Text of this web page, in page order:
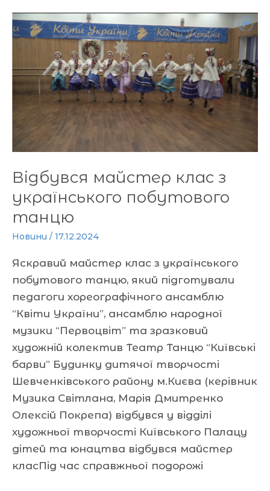
Відбувся майстер клас з
українського побутового
танцю
Новини / 17.12.2024
Яскравий майстер клас з українського
побутового танцю, який підготували
педагоги хореографічного ансамблю
“Квіти України”, ансамблю народної
музики “Первоцвіт” та зразковий
художній колектив Театр Танцю “Київські
барви” Будинку дитячої творчості
Шевченківського району м.Києва (керівник
Музика Світлана, Марія Дмитренко
Олексій Покрепа) відбувся у відділі
художньої творчості Київського Палацу
дітей та юнацтва відбувся майстер
класПід час справжньої подорожі
Відбувся
майстер
з
українського
побутового